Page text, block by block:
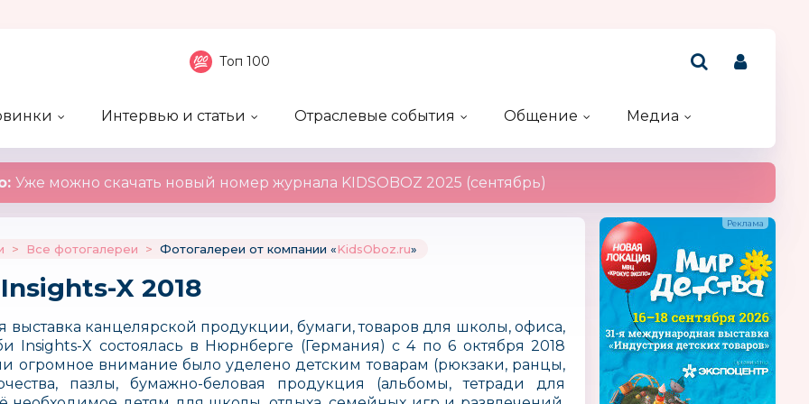
Топ 100
Интервью и статьи
Отраслевые события
Общение
Медиа
Уже можно скачать новый номер журнала KIDSOBOZ 2025 (сентябрь)
> Все фотогалереи > Фотогалереи от компании «KidsOboz.ru»
X 2018
выставка канцелярской продукции, бумаги, товаров для школы, офиса,
Insights-X состоялась в Нюрнберге (Германия) с 4 по 6 октября 2018
огромное внимание было уделено детским товарам (рюкзаки, ранцы,
пазлы, бумажно-беловая продукция (альбомы, тетради для